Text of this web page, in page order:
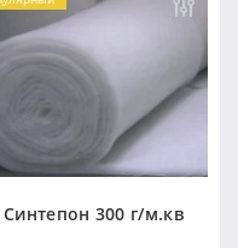
Синтепон 300 г/м.кв